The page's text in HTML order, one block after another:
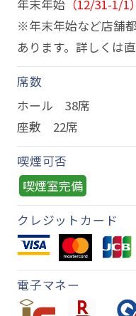
年末年始（12/31-1/1）
※年末年始など店舗
あります。詳しくは
席数
ホール 38席
座敷 22席
喫煙可否
喫煙室完備
クレジットカード
電子マネー